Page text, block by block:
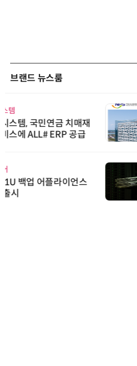
브랜드 뉴스룸
다래전략사업화센터
다래전략사업화센터, 'BIO USA 2
026'서 글로벌 빅파마와의 비즈니
와이즈스톤, 마틸로에이아이의 '멀
티모달 생물자원 빅데이터'에 DQ